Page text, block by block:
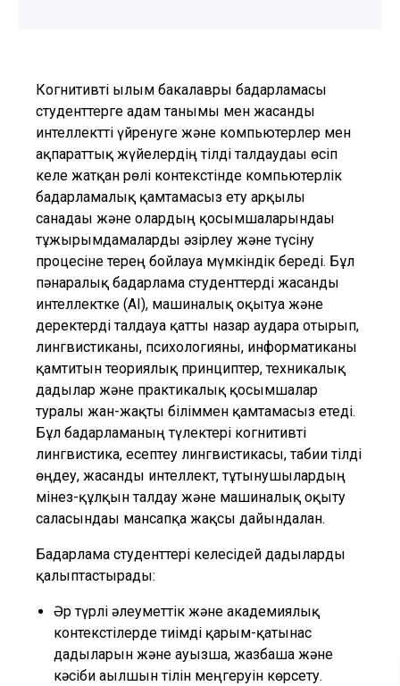
Когнитивті ғылым бакалавры бағдарламасы
студенттерге адам танымы мен жасанды
интеллектті үйренуге және компьютерлер мен
ақпараттық жүйелердің тілді талдаудағы өсіп
келе жатқан рөлі контекстінде компьютерлік
бағдарламалық қамтамасыз ету арқылы
санадағы және олардың қосымшаларындағы
тұжырымдамаларды әзірлеу және түсіну
процесіне терең бойлауға мүмкіндік береді. Бұл
пәнаралық бағдарлама студенттерді жасанды
интеллектке (AI), машиналық оқытуға және
деректерді талдауға қатты назар аудара отырып,
лингвистиканы, психологияны, информатиканы
қамтитын теориялық принциптер, техникалық
дағдылар және практикалық қосымшалар
туралы жан-жақты біліммен қамтамасыз етеді.
Бұл бағдарламаның түлектері когнитивті
лингвистика, есептеу лингвистикасы, табиғи тілді
өңдеу, жасанды интеллект, тұтынушылардың
мінез-құлқын талдау және машиналық оқыту
саласындағы мансапқа жақсы дайындалған.
Бағдарлама студенттері келесідей дағдыларды
қалыптастырады:
Әр түрлі әлеуметтік және академиялық
контекстілерде тиімді қарым-қатынас
дағдыларын және ауызша, жазбаша және
кәсіби ағылшын тілін меңгеруін көрсету.